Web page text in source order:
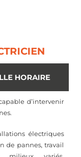
HORAIRE
d’intervenir
électriques
de pannes, travail